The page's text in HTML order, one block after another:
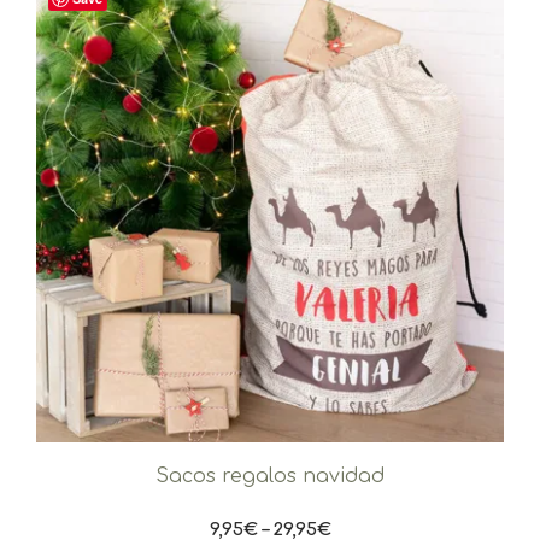
Sacos regalos navidad
9,95€–29,95€